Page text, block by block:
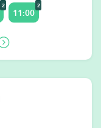
2
11:00
2